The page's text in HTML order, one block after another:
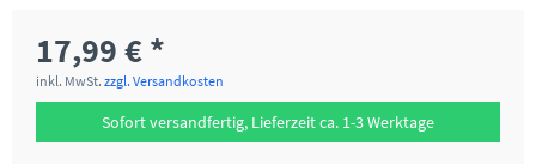
17,99 € *
inkl. MwSt. zzgl. Versandkosten
Sofort versandfertig, Lieferzeit ca. 1-3 Werktage